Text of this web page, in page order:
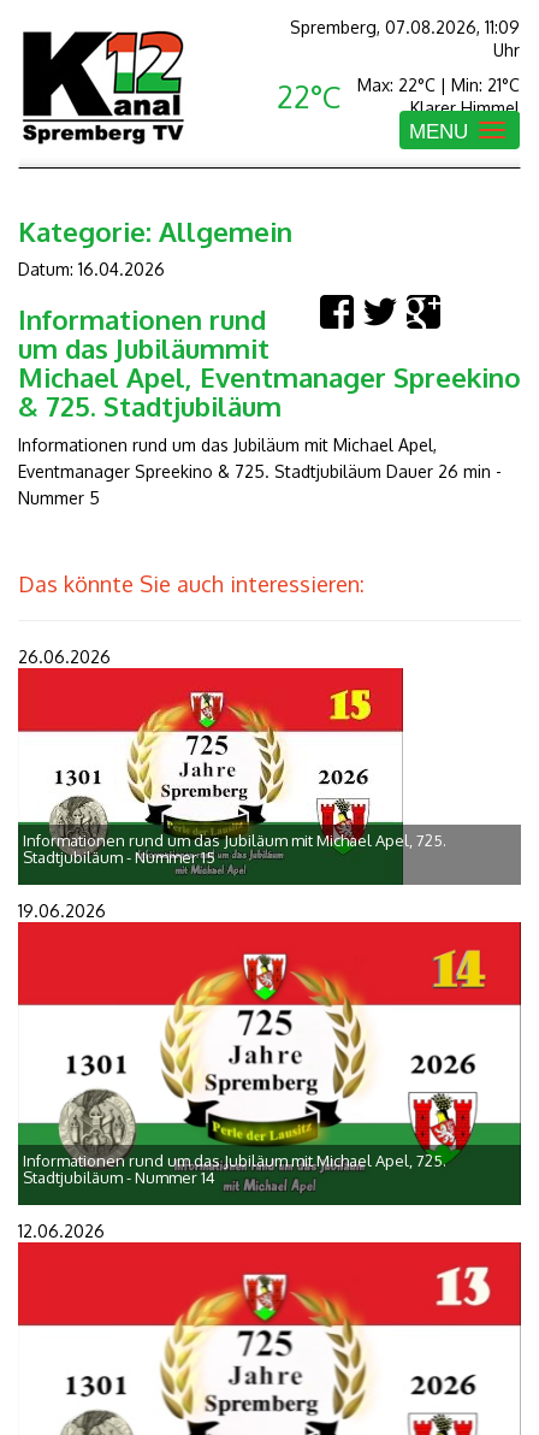
Spremberg, 07.08.2026, 11:09
Uhr
22°C
Max: 22°C | Min: 21°C
Klarer Himmel
Toggle
navigation
MENU
Kategorie: Allgemein
Datum: 16.04.2026
Informationen rund
um das Jubiläummit
Michael Apel, Eventmanager Spreekino
& 725. Stadtjubiläum
Informationen rund um das Jubiläum mit Michael Apel,
Eventmanager Spreekino & 725. Stadtjubiläum Dauer 26 min -
Nummer 5
Das könnte Sie auch interessieren:
26.06.2026
Informationen rund um das Jubiläum mit Michael Apel, 725.
Stadtjubiläum - Nummer 15
19.06.2026
Informationen rund um das Jubiläum mit Michael Apel, 725.
Stadtjubiläum - Nummer 14
12.06.2026